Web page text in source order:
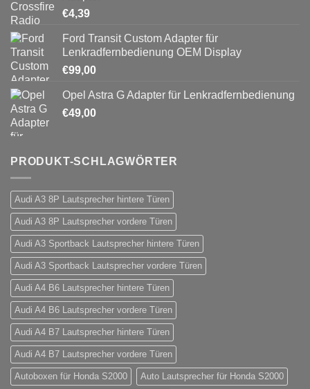
€4,39
Ford Transit Custom Adapter für
Lenkradfernbedienung OEM Display
€99,00
Opel Astra G Adapter für Lenkradfernbedienung
€49,00
PRODUKT-SCHLAGWÖRTER
Audi A3 8P Lautsprecher hintere Türen
Audi A3 8P Lautsprecher vordere Türen
Audi A3 Sportback Lautsprecher hintere Türen
Audi A3 Sportback Lautsprecher vordere Türen
Audi A4 B6 Lautsprecher hintere Türen
Audi A4 B6 Lautsprecher vordere Türen
Audi A4 B7 Lautsprecher hintere Türen
Audi A4 B7 Lautsprecher vordere Türen
Autoboxen für Honda S2000 Auto Lautsprecher für Honda S2000